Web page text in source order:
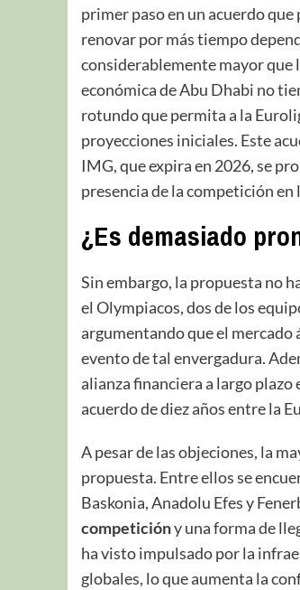
primer paso en un acuerdo
renovar por más tiempo
considerablemente mayor que
económica de Abu Dhabi no
rotundo que permita a la
proyecciones iniciales. Este
IMG, que expira en 2026, se
presencia de la competición
¿Es demasiado
Sin embargo, la propuesta no
el Olympiacos, dos de los
argumentando que el mercado
evento de tal envergadura.
alianza financiera a largo
acuerdo de diez años entre la
A pesar de las objeciones, la
propuesta. Entre ellos se
Baskonia, Anadolu Efes y
competicióny una forma de
ha visto impulsado por la
globales, lo que aumenta la